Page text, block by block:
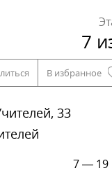
7
В избранное
33
7 — 19